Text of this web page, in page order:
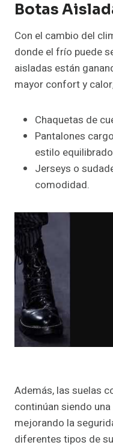
Botas
Con el cambio del
donde el frío puede
aisladas están
mayor confort y
Chaquetas de
Pantalones
estilo
Jerseys o
comodidad.
Además, las suelas
continúan siendo
mejorando la
diferentes tipos de